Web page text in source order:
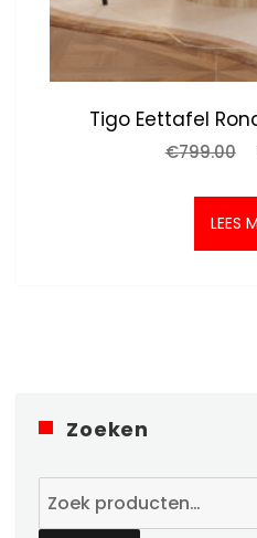
Tigo Eettafel
€799.00
LEES
Zoeken
naar: